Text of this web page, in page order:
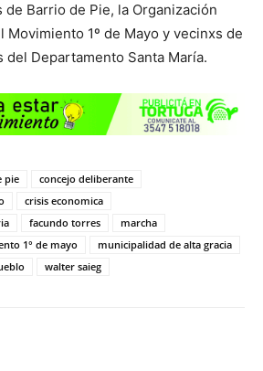
de Barrio de Pie, la Organización
Movimiento 1º de Mayo y vecinxs de
Departamento Santa María.
pie
concejo deliberante
crisis economica
facundo torres
marcha
1° de mayo
municipalidad de alta gracia
walter saieg